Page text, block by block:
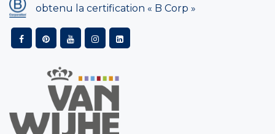
obtenu la certification « B Corp »